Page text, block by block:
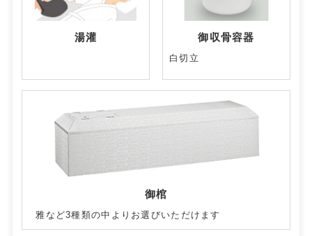
湯灌 御収骨容器
白切立
御棺
雅など3種類の中よりお選びいただけます